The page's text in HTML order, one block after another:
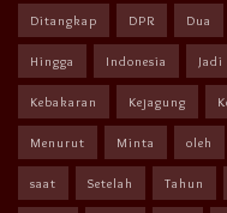
Ditangkap DPR Dua
Hingga Indonesia Jadi
Kebakaran Kejagung
Menurut Minta oleh
saat Setelah Tahun